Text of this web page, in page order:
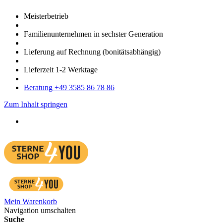
Meister­betrieb
Familien­unter­nehmen in sechster Gene­ration
Lieferung auf Rech­nung (bonitätsabhängig)
Liefer­zeit 1-2 Werk­tage
Bera­tung +49 3585 86 78 86
Zum Inhalt springen
Mein Warenkorb
Navigation umschalten
Suche